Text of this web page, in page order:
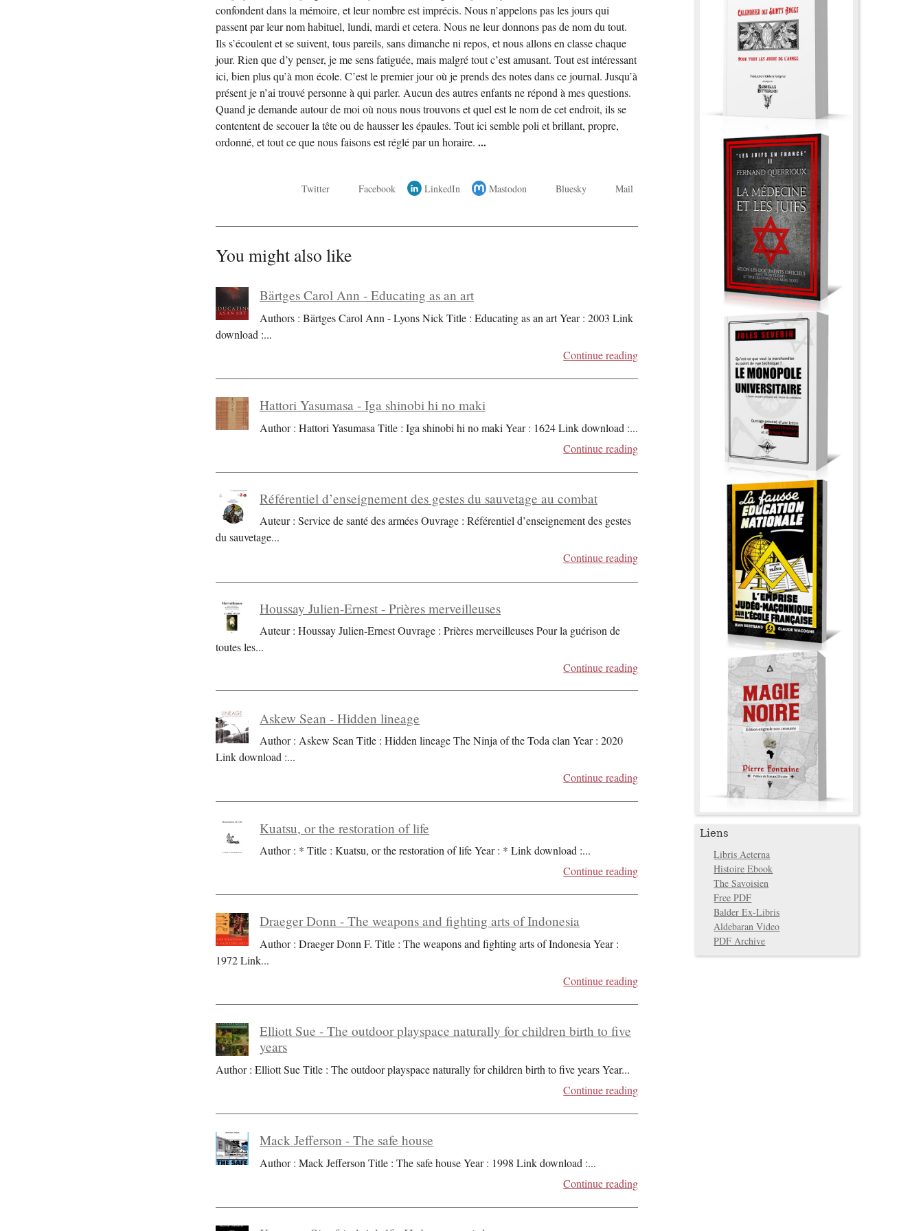
confondent dans la mémoire, et leur nombre est imprécis. Nous n’appelons pas les jours qui
passent par leur nom habituel, lundi, mardi et cetera. Nous ne leur donnons pas de nom du tout.
Ils s’écoulent et se suivent, tous pareils, sans dimanche ni repos, et nous allons en classe chaque
jour. Rien que d’y penser, je me sens fatiguée, mais malgré tout c’est amusant. Tout est intéressant
ici, bien plus qu’à mon école. C’est le premier jour où je prends des notes dans ce journal. Jusqu’à
présent je n’ai trouvé personne à qui parler. Aucun des autres enfants ne répond à mes questions.
Quand je demande autour de moi où nous nous trouvons et quel est le nom de cet endroit, ils se
contentent de secouer la tête ou de hausser les épaules. Tout ici semble poli et brillant, propre,
ordonné, et tout ce que nous faisons est réglé par un horaire....
Twitter Facebook LinkedIn Mastodon Bluesky Mail
You might also like
Bärtges Carol Ann - Educating as an art
Authors : Bärtges Carol Ann - Lyons Nick Title : Educating as an art Year : 2003 Link
download :...
Continue reading
Hattori Yasumasa - Iga shinobi hi no maki
Author : Hattori Yasumasa Title : Iga shinobi hi no maki Year : 1624 Link download :...
Continue reading
Référentiel d’enseignement des gestes du sauvetage au combat
Auteur : Service de santé des armées Ouvrage : Référentiel d’enseignement des gestes
du sauvetage...
Continue reading
Houssay Julien-Ernest - Prières merveilleuses
Auteur : Houssay Julien-Ernest Ouvrage : Prières merveilleuses Pour la guérison de
toutes les...
Continue reading
Askew Sean - Hidden lineage
Author : Askew Sean Title : Hidden lineage The Ninja of the Toda clan Year : 2020
Link download :...
Continue reading
Kuatsu, or the restoration of life
Author : * Title : Kuatsu, or the restoration of life Year : * Link download :...
Continue reading
Draeger Donn - The weapons and fighting arts of Indonesia
Author : Draeger Donn F. Title : The weapons and fighting arts of Indonesia Year :
1972 Link...
Continue reading
Elliott Sue - The outdoor playspace naturally for children birth to five
years
Author : Elliott Sue Title : The outdoor playspace naturally for children birth to five years Year...
Continue reading
Mack Jefferson - The safe house
Author : Mack Jefferson Title : The safe house Year : 1998 Link download :...
Continue reading
Liens
Libris Aeterna
Histoire Ebook
The Savoisien
Free PDF
Balder Ex-Libris
Aldebaran Video
PDF Archive